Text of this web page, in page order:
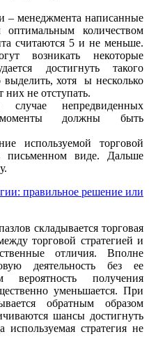
– менеджмента написанные
количеством
считаются 5 и не меньше.
возникать некоторые
достигнуть такого
выделить, хотя ы несколько
не отступать.
непредвиденных
моменты должны быть
используемой торговой
письменном виде. Дальше
складывается торговая
торговой стратегией и
отличия. Вполне
деятельность без ее
получения
уменьшается. При
обратным образом
шансы достигнуть
стратегия не